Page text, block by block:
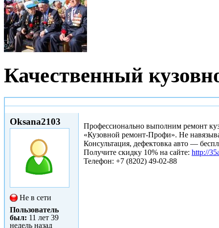
Качественный
Oksana2103
Не в сети
Пользователь
был: 11 лет 39
недель назад
Профессионально выполним ремонт
«Кузовной ремонт-Профи». Не
Консультация, дефектовка авто —
Получите скидку 10% на сайте: http://
Телефон: +7 (8202) 49-02-88